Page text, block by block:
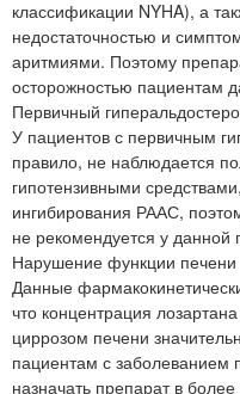
классификации NYHA), а
недостаточностью и
аритмиями. Поэтому
осторожностью пациентам
Первичный
У пациентов с первичным
правило, не наблюдается
гипотензивными
ингибирования РААС,
не рекомендуется у данной
Нарушение функции печени
Данные
что концентрация
циррозом печени
пациентам с заболеванием
назначать препарат в